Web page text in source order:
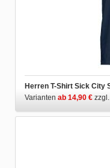
Herren T-Shirt Sick City
Varianten ab 14,90 € zzgl.